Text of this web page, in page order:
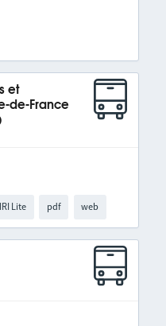
et
de-France
Lite pdf web